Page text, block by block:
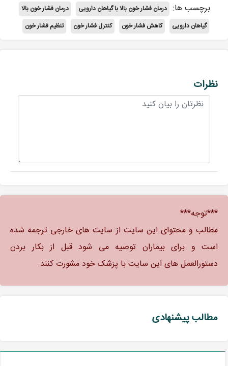
برچسب ها: درمان فشار خون بالا با گیاهان دارویی
درمان فشار خون بالا
گیاهان دارویی
کاهش فشار خون کنترل فشار خون تنظیم فشار خون
نظرات
***توجه***
مطالب و محتوای این سایت از سایت های خارجی ترجمه شده
است و برای بیماران توصیه می شود قبل از بکار بردن
دستورالعمل های این سایت با پزشک خود مشورت کنند.
مطالب پیشنهادی